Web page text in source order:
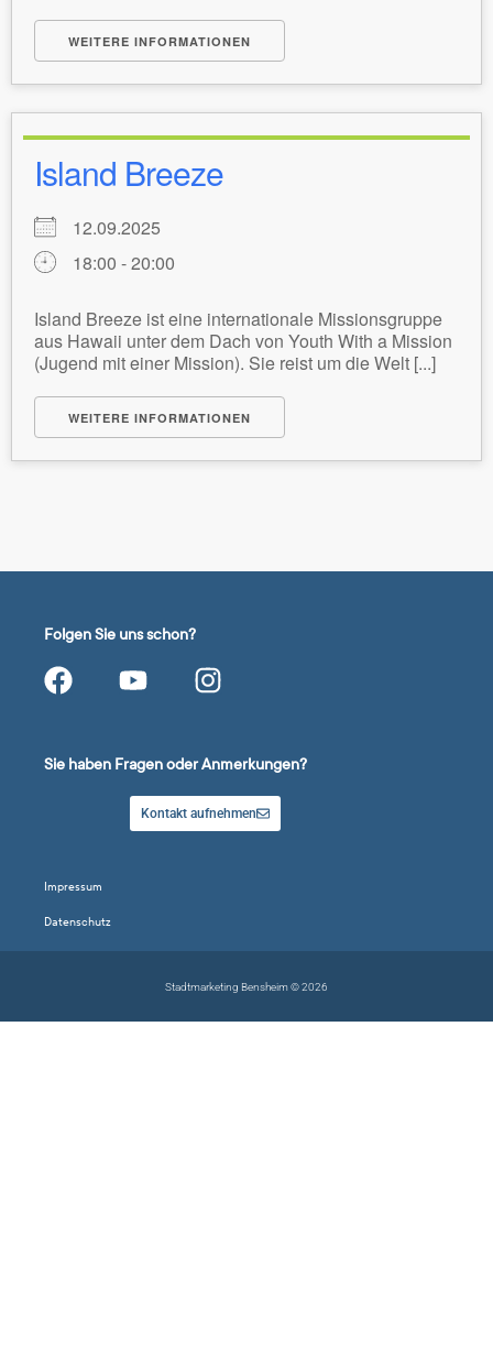
WEITERE INFORMATIONEN
Island Breeze
12.09.2025
18:00 - 20:00
Island Breeze ist eine internationale Missionsgruppe
aus Hawaii unter dem Dach von Youth With a Mission
(Jugend mit einer Mission). Sie reist um die Welt [...]
WEITERE INFORMATIONEN
Folgen Sie uns schon?
Sie haben Fragen oder Anmerkungen?
Kontakt aufnehmen
Impressum
Datenschutz
Stadtmarketing Bensheim © 2026